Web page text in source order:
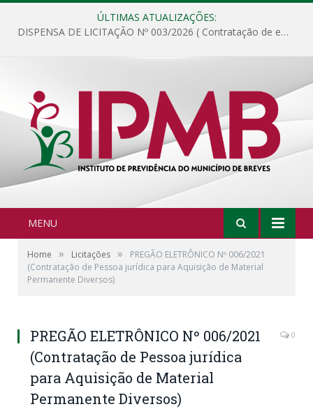
ÚLTIMAS ATUALIZAÇÕES:
DISPENSA DE LICITAÇÃO Nº 003/2026 ( Contratação de empresa para fornecimento de gêneros alimentícios não perecíveis, materiais de expediente, descartáveis, copa e cozinha, para análise e posterior publicação.)
MENU
Home » Licitações »
PREGÃO ELETRÔNICO Nº 006/2021
(Contratação de Pessoa jurídica para Aquisição de Material
Permanente Diversos)
PREGÃO ELETRÔNICO Nº 006/2021
(Contratação de Pessoa jurídica
para Aquisição de Material
Permanente Diversos)
0